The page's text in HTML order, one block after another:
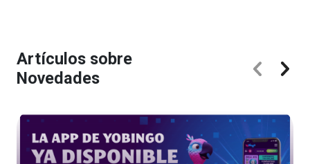
Artículos sobre
Novedades